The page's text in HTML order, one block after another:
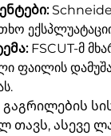
FSCUT-მ
ფაილის
ასევე